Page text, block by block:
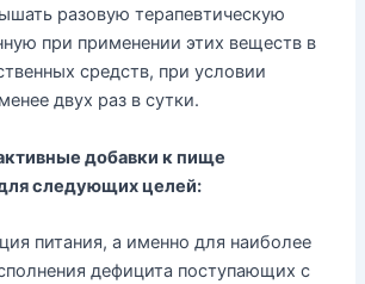
разовую терапевтическую
при применении этих веществ в
средств, при условии
двух раз в сутки.
добавки к пище
следующих целей:
питания, а именно для наиболее
дефицита поступающих с